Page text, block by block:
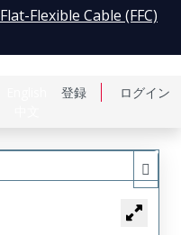
登録 ログイン
Flat-Flexible Cable (FFC)